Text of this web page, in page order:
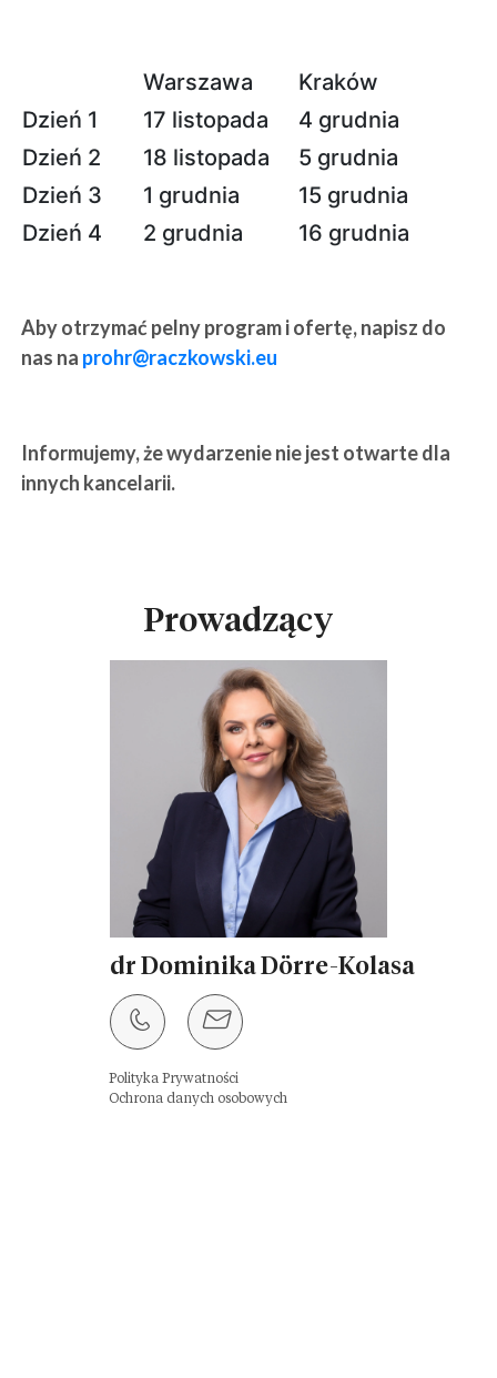
Prowadzący
dr Dominika Dörre-Kolasa
Warszawa
Kraków
Dzień 1
17 listopada
4 grudnia
Dzień 2
18 listopada
5 grudnia
Dzień 3
1 grudnia
15 grudnia
Dzień 4
2 grudnia 16 grudnia
Aby otrzymać pelny program i ofertę, napisz do
nas na prohr@raczkowski.eu
Informujemy, że wydarzenie nie jest otwarte dla
innych kancelarii.
Polityka Prywatności
Ochrona danych osobowych